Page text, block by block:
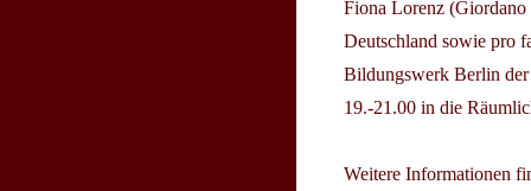
Fiona Lorenz
Deutschland sowie pro
Bildungswerk Berlin
19.-21.00 in die
Weitere Informationen